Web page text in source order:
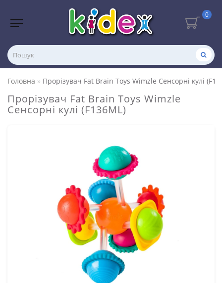
0
Головна Прорізувач Fat Brain Toys Wimzle Сенсорні кулі
Прорізувач Fat Brain Toys Wimzle
Сенсорні кулі (F136ML)